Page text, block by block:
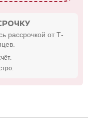
рассрочкой от Т-